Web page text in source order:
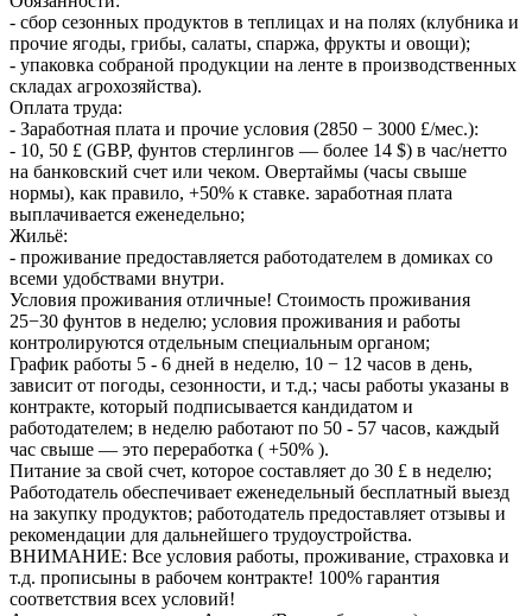
- сбор сезонных продуктов в теплицах и на полях (клубника и
прочие ягоды, грибы, салаты, спаржа, фрукты и овощи);
- упаковка собраной продукции на ленте в производственных
складах агрохозяйства).
Оплата труда:
- Заработная плата и прочие условия (2850 − 3000 £/мес.):
- 10, 50 £ (GBP, фунтов стерлингов — более 14 $) в час/нетто
на банковский счет или чеком. Овертаймы (часы свыше
нормы), как правило, +50% к ставке. заработная плата
выплачивается еженедельно;
Жильё:
- проживание предоставляется работодателем в домиках со
всеми удобствами внутри.
Условия проживания отличные! Стоимость проживания
25−30 фунтов в неделю; условия проживания и работы
контролируются отдельным специальным органом;
График работы 5 - 6 дней в неделю, 10 − 12 часов в день,
зависит от погоды, сезонности, и т.д.; часы работы указаны в
контракте, который подписывается кандидатом и
работодателем; в неделю работают по 50 - 57 часов, каждый
час свыше — это переработка ( +50% ).
Питание за свой счет, которое составляет до 30 £ в неделю;
Работодатель обеспечивает еженедельный бесплатный выезд
на закупку продуктов; работодатель предоставляет отзывы и
рекомендации для дальнейшего трудоустройства.
ВНИМАНИЕ: Все условия работы, проживание, страховка и
т.д. прописыны в рабочем контракте! 100% гарантия
соответствия всех условий!